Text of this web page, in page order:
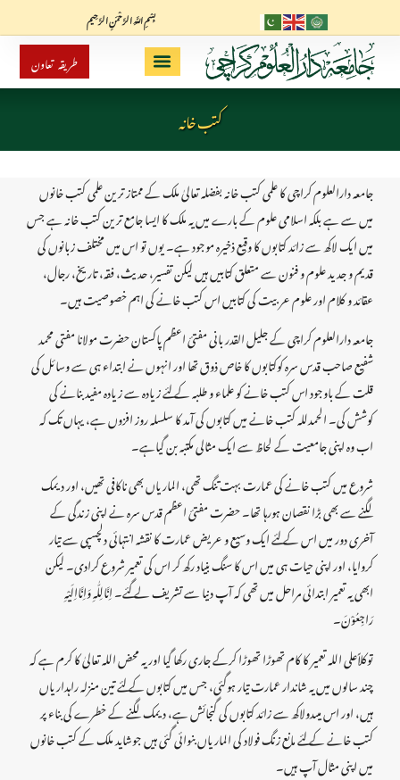
بِسْمِ اللَّهِ الرَّحْمَنِ الرَّحِيم
طریقہ تعاون
کتب خانہ
جامعہ دارالعلوم کراچی کا علمی کتب خانہ بفضلہ تعالیٰ ملک کے ممتاز ترین علمی کتب خانوں
میں سے ہے بلکہ اسلامی علوم کے بارے میں یہ ملک کا ایسا جامع ترین کتب خانہ ہے جس
میں ایک لاکھ سے زائد کتابوں کا وقیع ذخیرہ موجود ہے۔ یوں تو اس میں مختلف زبانوں کی
قدیم و جدید علوم و فنون سے متعلق کتابیں ہیں لیکن تفسیر، حدیث، فقہ، تاریخ، رجال،
عقائد و کلام اور علوم عربیت کی کتابیں اس کتب خانے کی اہم خصوصیت ہیں۔
جامعہ دارالعلوم کراچی کے جلیل القدر بانی مفتیٔ اعظم پاکستان حضرت مولانا مفتی محمد
شفیع صاحب قدس سرہ کوکتابوں کا خاص ذوق تھا اور انہوں نے ابتداء ہی سے وسائل کی
قلت کے باوجود اس کتب خانے کو علماء و طلبہ کے لئے زیادہ سے زیادہ مفید بنانے کی
کوشش کی۔ الحمدللہ کتب خانے میں کتابوں کی آمد کا سلسلہ روز افزوں ہے، یہاں تک کہ
اب وہ اپنی جامعیت کے لحاظ سے ایک مثالی مکتبہ بن گیاہے۔
شروع میں کتب خانے کی عمارت بہت تنگ تھی، الماریاں بھی ناکافی تھیں، اور دیمک
لگنے سے بھی بڑا نقصان ہورہا تھا۔ حضرت مفتیٔ اعظم قدس سرہ نے اپنی زندگی کے
آخری دور میں اس کے لئے ایک وسیع و عریض عمارت کا نقشہ انتہائی دلچسپی سے تیار
کروایا، اور اپنی حیات ہی میں اس کا سنگ بنیاد رکھ کر اس کی تعمیر شروع کرادی۔ لیکن
ابھی یہ تعمیر ابتدائی مراحل میں تھی کہ آپ دنیا سے تشریف لے گئے۔ اِنَّالِلّٰہِ وَاِنَّااِلَیْہِ
رَاجِعُوْنَ۔
توکلاًعلی اللہ تعمیر کا کام تھوڑا تھوڑا کرکے جاری رکھا گیا اور یہ محض اللہ تعالیٰ کا کرم ہے کہ
چند سالوں میں یہ شاندار عمارت تیار ہوگئی، جس میں کتابوں کے لئے تین منزلہ راہداریاں
ہیں، اور اس میںدولاکھ سے زائد کتابوں کی گنجائش ہے، دیمک لگنے کے خطرے کی بناء پر
کتب خانے کے لئے مانع زنگ فولاد کی الماریاں بنوائی گئی ہیں جوشاید ملک کے کتب خانوں
میں اپنی مثال آپ ہیں۔